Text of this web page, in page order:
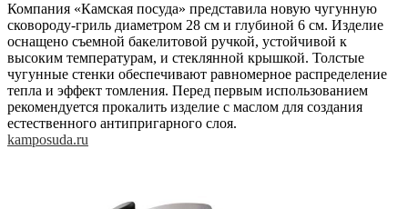
Компания «Камская посуда» представила новую чугунную
сковороду-гриль диаметром 28 см и глубиной 6 см. Изделие
оснащено съемной бакелитовой ручкой, устойчивой к
высоким температурам, и стеклянной крышкой. Толстые
чугунные стенки обеспечивают равномерное распределение
тепла и эффект томления. Перед первым использованием
рекомендуется прокалить изделие с маслом для создания
естественного антипригарного слоя.
kamposuda.ru